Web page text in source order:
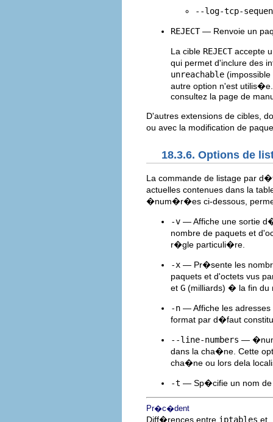
--log-tcp-
REJECT— Renvoie un
La cible REJECTaccepte
qui permet d'inclure des
unreachable
autre option n'est
consultez la page de
D'autres extensions de cibles,
ou avec la modification de
18.3.6. Options de
La commande de listage par
actuelles contenues dans la
�num�r�es ci-dessous,
-v — Affiche une sortie
nombre de paquets et
r�gle particuli�re.
-x — Pr�sente les
paquets et d'octets vus
et G (milliards) � la fin du
-n — Affiche les
format par d�faut
--line-numbers —
dans la cha�ne. Cette
cha�ne ou lors dela
-t — Sp�cifie un nom de
Pr�c�dent
Diff�rences entre iptables et